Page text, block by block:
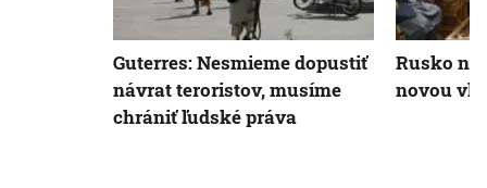
Guterres: Nesmieme dopustiť
návrat teroristov, musíme
chrániť ľudské práva
Rusko
novou